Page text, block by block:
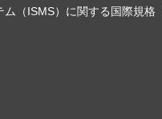
（ISMS）に関する国際規